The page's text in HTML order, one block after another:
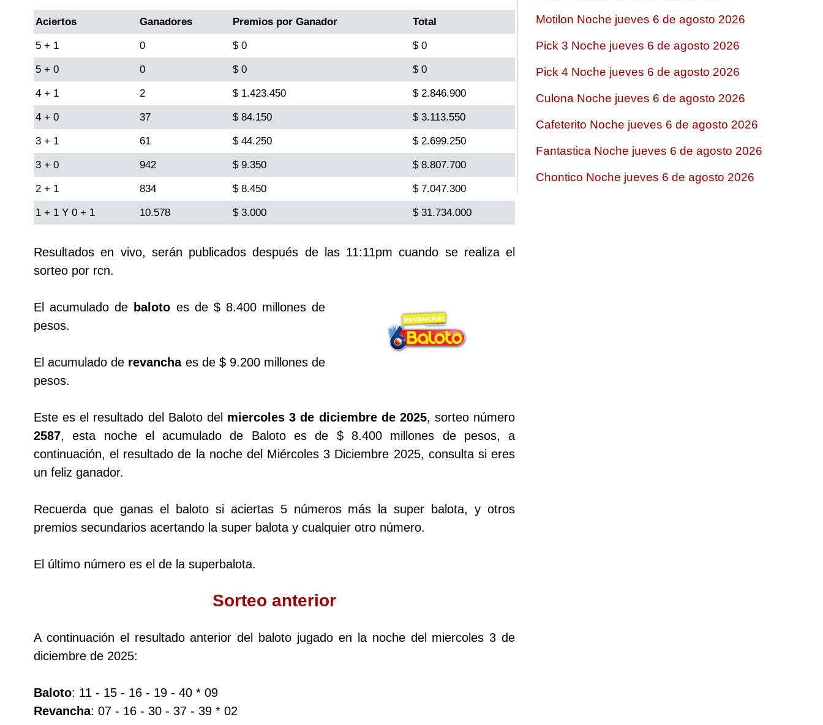
Antioqueñita Día
Antioqueñita Tarde
Astro Luna
Cafeterito Tarde
Cafeterito Noche
Caribeña Noche
Culona día
Culona noche
Dorado Mañana
Dorado Tarde
Dorado Noche
Fantástica Noche
Motilon Noche
Aciertos Ganadores Premios por Ganador Total
5 + 1 0 $ 0 $ 0
5 + 0 0 $ 0 $ 0
4 + 1 2 $ 1.423.450 $ 2.846.900
4 + 0 37 $ 84.150 $ 3.113.550
3 + 1 61 $ 44.250 $ 2.699.250
3 + 0 942 $ 9.350 $ 8.807.700
2 + 1 834 $ 8.450 $ 7.047.300
1 + 1 Y 0 + 1 10.578 $ 3.000 $ 31.734.000
Resultados en vivo, serán publicados después de las 11:11pm cuando se realiza el
sorteo por rcn.
El acumulado de baloto es de $ 8.400 millones de
pesos.
El acumulado de revanchaes de $ 9.200 millones de
pesos.
Este es el resultado del Baloto del miercoles 3 de diciembre de 2025, sorteo número
2587, esta noche el acumulado de Baloto es de $ 8.400 millones de pesos, a
continuación, el resultado de la noche del Miércoles 3 Diciembre 2025, consulta si eres
un feliz ganador.
Recuerda que ganas el baloto si aciertas 5 números más la super balota, y otros
premios secundarios acertando la super balota y cualquier otro número.
El último número es el de la superbalota.
Sorteo anterior
A continuación el resultado anterior del baloto jugado en la noche del miercoles 3 de
diciembre de 2025:
Baloto: 11 - 15 - 16 - 19 - 40 * 09
Revancha: 07 - 16 - 30 - 37 - 39 * 02
Motilon Noche jueves 6 de agosto 2026
Pick 3 Noche jueves 6 de agosto 2026
Pick 4 Noche jueves 6 de agosto 2026
Culona Noche jueves 6 de agosto 2026
Cafeterito Noche jueves 6 de agosto 2026
Fantastica Noche jueves 6 de agosto 2026
Chontico Noche jueves 6 de agosto 2026